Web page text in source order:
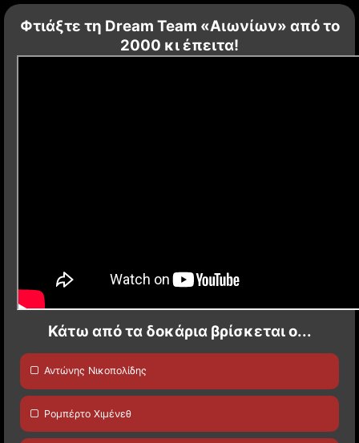
Φτιάξτε τη Dream Team «Αιωνίων» από το
2000 κι έπειτα!
Κάτω από τα δοκάρια βρίσκεται ο...
Αντώνης Νικοπολίδης
Ρομπέρτο Χιμένεθ